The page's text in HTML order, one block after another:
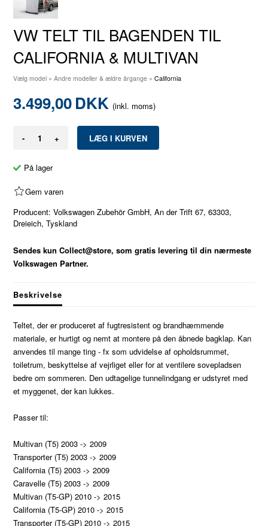
VW TELT TIL BAGENDEN TIL
CALIFORNIA & MULTIVAN
Vælg model »Andre modeller & ældre årgange »California
3.499,00DKK (inkl. moms)
- +
På lager
Gem varen
Producent: Volkswagen Zubehör GmbH, An der Trift 67, 63303,
Dreieich, Tyskland
Sendes kun Collect@store, som gratis levering til din nærmeste
Volkswagen Partner.
Beskrivelse
Teltet, der er produceret af fugtresistent og brandhæmmende
materiale, er hurtigt og nemt at montere på den åbnede bagklap. Kan
anvendes til mange ting - fx som udvidelse af opholdsrummet,
toiletrum, beskyttelse af vejrliget eller for at ventilere sovepladsen
bedre om sommeren. Den udtagelige tunnelindgang er udstyret med
et myggenet, der kan lukkes.
Passer til:
Multivan (T5) 2003 -> 2009
Transporter (T5) 2003 -> 2009
California (T5) 2003 -> 2009
Caravelle (T5) 2003 -> 2009
Multivan (T5-GP) 2010 -> 2015
California (T5-GP) 2010 -> 2015
Transporter (T5-GP) 2010 -> 2015